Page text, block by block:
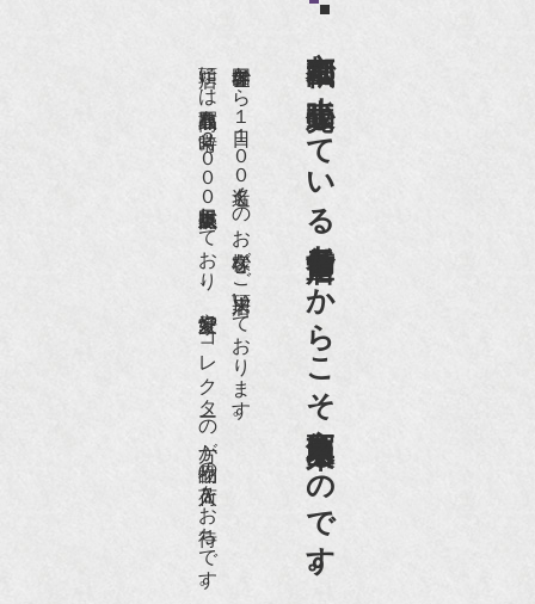
京都祇園で小売販売している
老舗骨董店だからこそ高価買取出来るのです。
世界各国から１日１００名近くのお客様がご来店頂いております。
店頭には買取商品を常時２０００点以上展示販売しており、
愛好家やコレクターの方が品物の入荷をお待ちです。